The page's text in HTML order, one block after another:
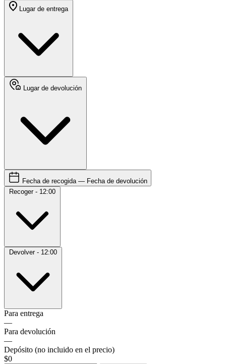
Lugar de entrega
Lugar de devolución
Fecha de recogida — Fecha de devolución
Recoger - 12:00
Devolver - 12:00
Para entrega
—
Para devolución
—
Depósito (no incluido en el precio)
$0